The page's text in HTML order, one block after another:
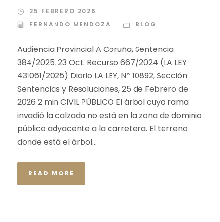
25 FEBRERO 2026
FERNANDO MENDOZA
BLOG
Audiencia Provincial A Coruña, Sentencia
384/2025, 23 Oct. Recurso 667/2024 (LA LEY
431061/2025) Diario LA LEY, Nº 10892, Sección
Sentencias y Resoluciones, 25 de Febrero de
2026 2 min CIVIL PÚBLICO El árbol cuya rama
invadió la calzada no está en la zona de dominio
público adyacente a la carretera. El terreno
donde está el árbol...
READ MORE